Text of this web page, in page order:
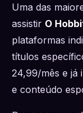
Uma das
assistir O
plataformas
títulos
24,99/mês e já
e conteúdo